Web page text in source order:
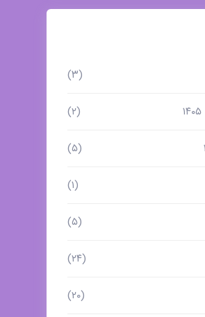
(۳)
(۲)
(۵)
(۱)
(۵)
(۲۴)
(۲۰)